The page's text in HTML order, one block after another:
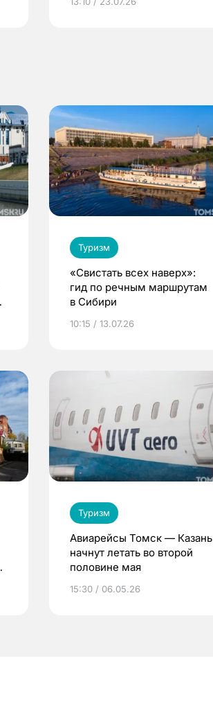
по ОМС!
Туризм
«Свистать всех наверх»:
гид по речным маршрутам
в Сибири
10:15 / 13.07.26
Туризм
Авиарейсы Томск — Казань
начнут летать во второй
половине мая
15:30 / 06.05.26